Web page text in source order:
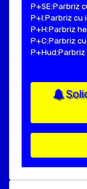
P+SE:Parbriz
P+I:Parbriz cu
P+H:Parbriz
P+C:Parbriz